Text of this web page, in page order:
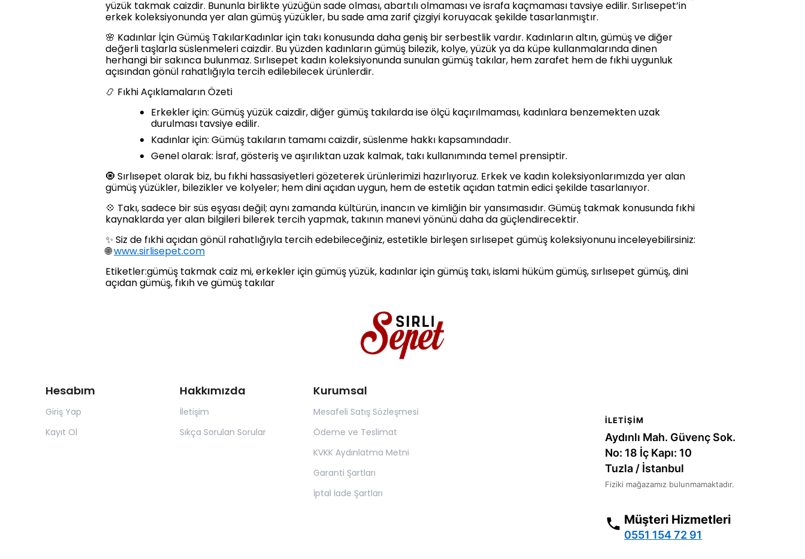
yüzük takmak caizdir. Bununla birlikte yüzüğün sade olması, abartılı olmaması ve israfa kaçmaması tavsiye edilir. Sırlısepet’in
erkek koleksiyonunda yer alan gümüş yüzükler, bu sade ama zarif çizgiyi koruyacak şekilde tasarlanmıştır.
🌸 Kadınlar İçin Gümüş TakılarKadınlar için takı konusunda daha geniş bir serbestlik vardır. Kadınların altın, gümüş ve diğer
değerli taşlarla süslenmeleri caizdir. Bu yüzden kadınların gümüş bilezik, kolye, yüzük ya da küpe kullanmalarında dinen
herhangi bir sakınca bulunmaz. Sırlısepet kadın koleksiyonunda sunulan gümüş takılar, hem zarafet hem de fıkhi uygunluk
açısından gönül rahatlığıyla tercih edilebilecek ürünlerdir.
📿 Fıkhi Açıklamaların Özeti
Erkekler için: Gümüş yüzük caizdir, diğer gümüş takılarda ise ölçü kaçırılmaması, kadınlara benzemekten uzak
durulması tavsiye edilir.
Kadınlar için: Gümüş takıların tamamı caizdir, süslenme hakkı kapsamındadır.
Genel olarak: İsraf, gösteriş ve aşırılıktan uzak kalmak, takı kullanımında temel prensiptir.
🧿 Sırlısepet olarak biz, bu fıkhi hassasiyetleri gözeterek ürünlerimizi hazırlıyoruz. Erkek ve kadın koleksiyonlarımızda yer alan
gümüş yüzükler, bilezikler ve kolyeler; hem dini açıdan uygun, hem de estetik açıdan tatmin edici şekilde tasarlanıyor.
💠 Takı, sadece bir süs eşyası değil; aynı zamanda kültürün, inancın ve kimliğin bir yansımasıdır. Gümüş takmak konusunda fıkhi
kaynaklarda yer alan bilgileri bilerek tercih yapmak, takının manevi yönünü daha da güçlendirecektir.
✨ Siz de fıkhi açıdan gönül rahatlığıyla tercih edebileceğiniz, estetikle birleşen sırlısepet gümüş koleksiyonunu inceleyebilirsiniz:
🌐www.sirlisepet.com
Etiketler:gümüş takmak caiz mi, erkekler için gümüş yüzük, kadınlar için gümüş takı, islami hüküm gümüş, sırlısepet gümüş, dini
açıdan gümüş, fıkıh ve gümüş takılar
Hesabım
Giriş Yap
Kayıt Ol
Hakkımızda
İletişim
Sıkça Sorulan Sorular
Kurumsal
Mesafeli Satış Sözleşmesi
Ödeme ve Teslimat
KVKK Aydınlatma Metni
Garanti Şartları
İptal İade Şartları
İLETIŞIM
Aydınlı Mah. Güvenç Sok.
No: 18 İç Kapı: 10
Tuzla / İstanbul
Fiziki mağazamız bulunmamaktadır.
Müşteri Hizmetleri
0551 154 72 91